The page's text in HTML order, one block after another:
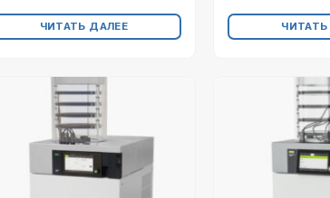
ЧИТАТЬ ДАЛЕЕ